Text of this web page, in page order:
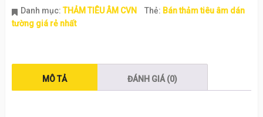
Danh mục: THẢM TIÊU ÂM CVN Thẻ: Bán thảm tiêu âm dán
tường giá rẻ nhất
MÔ TẢ ĐÁNH GIÁ (0)